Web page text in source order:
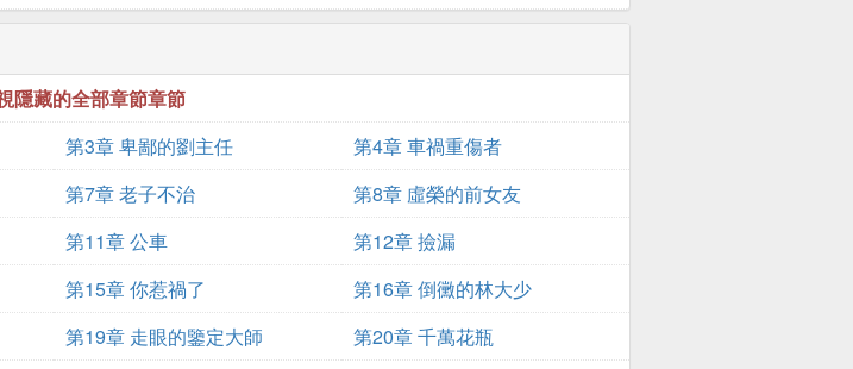
隱藏的全部章節章節
第3章 卑鄙的劉主任
第4章 車禍重傷者
第7章 老子不治
第8章 虛榮的前女友
第11章 公車
第12章 撿漏
第15章 你惹禍了
第16章 倒黴的林大少
第19章 走眼的鑒定大師
第20章 千萬花瓶